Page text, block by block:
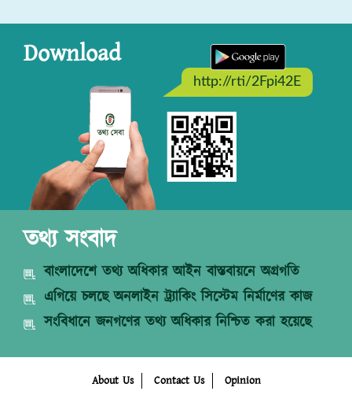
Download
http://rti/2Fpi42E
তথ্য সংবাদ
বাংলাদেশে তথ্য অধিকার আইন বাস্তবায়নে অগ্রগতি
এগিয়ে চলছে অনলাইন ট্র্যাকিং সিস্টেম নির্মাণের কাজ
সংবিধানে জনগণের তথ্য অধিকার নিশ্চিত করা হয়েছে
About Us Contact Us Opinion